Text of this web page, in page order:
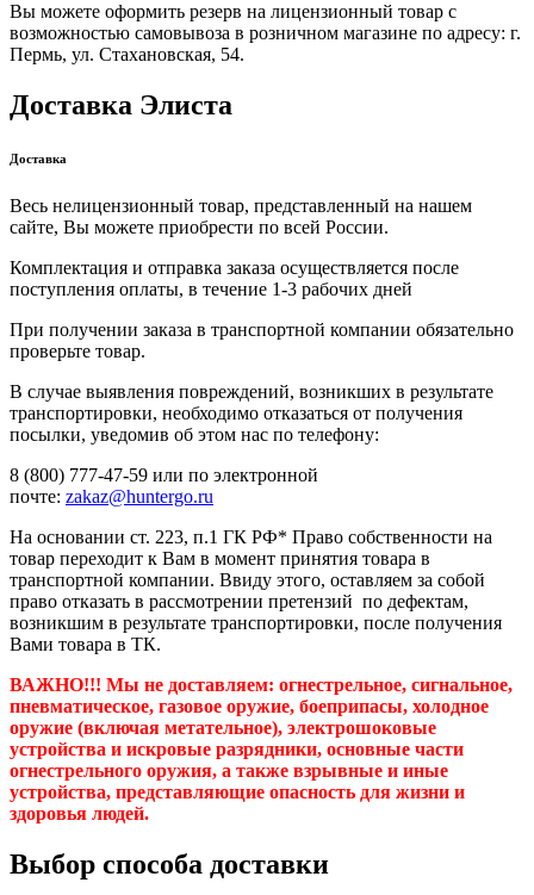
Вы можете оформить резерв на лицензионный товар с
возможностью самовывоза в розничном магазине по адресу: г.
Пермь, ул. Стахановская, 54.
Доставка Элиста
Доставка
Весь нелицензионный товар, представленный на нашем
сайте, Вы можете приобрести по всей России.
Комплектация и отправка заказа осуществляется после
поступления оплаты, в течение 1-3 рабочих дней
При получении заказа в транспортной компании обязательно
проверьте товар.
В случае выявления повреждений, возникших в результате
транспортировки, необходимо отказаться от получения
посылки, уведомив об этом нас по телефону:
8 (800) 777-47-59 или по электронной
почте: zakaz@huntergo.ru
На основании ст. 223, п.1 ГК РФ* Право собственности на
товар переходит к Вам в момент принятия товара в
транспортной компании. Ввиду этого, оставляем за собой
право отказать в рассмотрении претензий по дефектам,
возникшим в результате транспортировки, после получения
Вами товара в ТК.
ВАЖНО!!! Мы не доставляем: огнестрельное, сигнальное,
пневматическое, газовое оружие, боеприпасы, холодное
оружие (включая метательное), электрошоковые
устройства и искровые разрядники, основные части
огнестрельного оружия, а также взрывные и иные
устройства, представляющие опасность для жизни и
здоровья людей.
Выбор способа доставки